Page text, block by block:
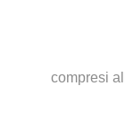
compresi